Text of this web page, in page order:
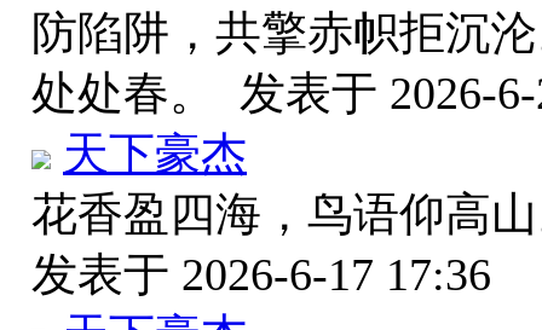
防陷阱，共擎赤帜拒沉
处处春。 发表于 2026-
天下豪杰
花香盈四海，鸟语仰高
发表于 2026-6-17 17:36